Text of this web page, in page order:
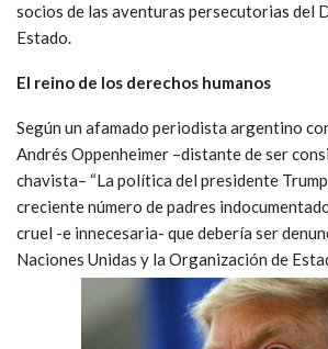
socios de las aventuras persecutorias del
Estado.
El reino de los derechos humanos
Según un afamado periodista argentino
Andrés Oppenheimer –distante de ser
chavista– “La política del presidente
creciente número de padres
cruel -e innecesaria- que debería ser
Naciones Unidas y la Organización de